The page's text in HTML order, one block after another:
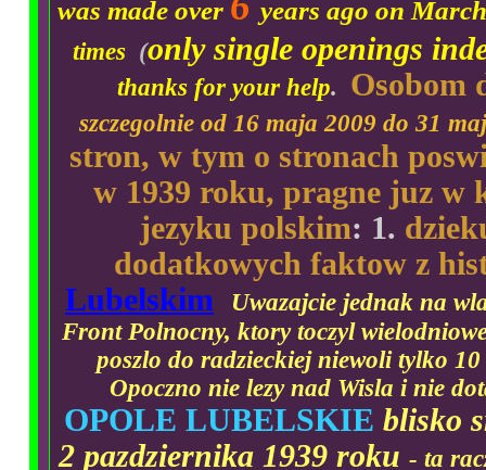
was made over
years ago on
times (only single openings
thanks for your help. Osobom
szczegolnie od 16 maja 2009 do 31
stron, w tym o stronach
w 1939 roku, pragne juz w
jezyku polskim: 1.
dodatkowych faktow z
Lubelskim
Uwazajcie jednak na
Front Polnocny, ktory toczyl
poszlo do radzieckiej niewoli tylko
Opoczno nie lezy nad Wisla i nie
OPOLE LUBELSKIE blisko
2 pazdziernika 1939 roku - ta